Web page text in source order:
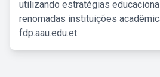
utilizando estratégias
renomadas instituições
fdp.aau.edu.et.